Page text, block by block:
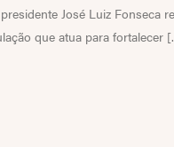
José Luiz Fonseca
que atua para fortalecer